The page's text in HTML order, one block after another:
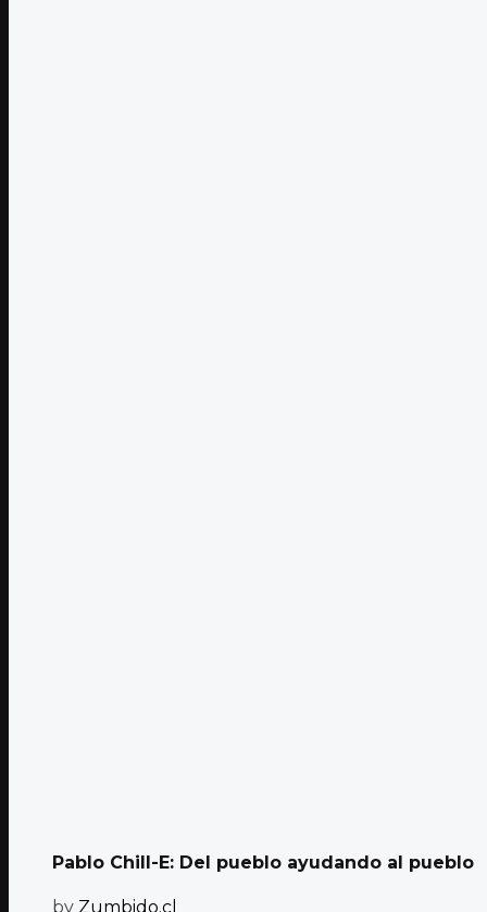
Pablo Chill-E: Del pueblo ayudando al pueblo
by Zumbido.cl